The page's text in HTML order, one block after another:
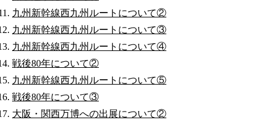
九州新幹線西九州ルートについて②
九州新幹線西九州ルートについて③
九州新幹線西九州ルートについて④
戦後80年について②
九州新幹線西九州ルートについて⑤
戦後80年について③
大阪・関西万博への出展について②